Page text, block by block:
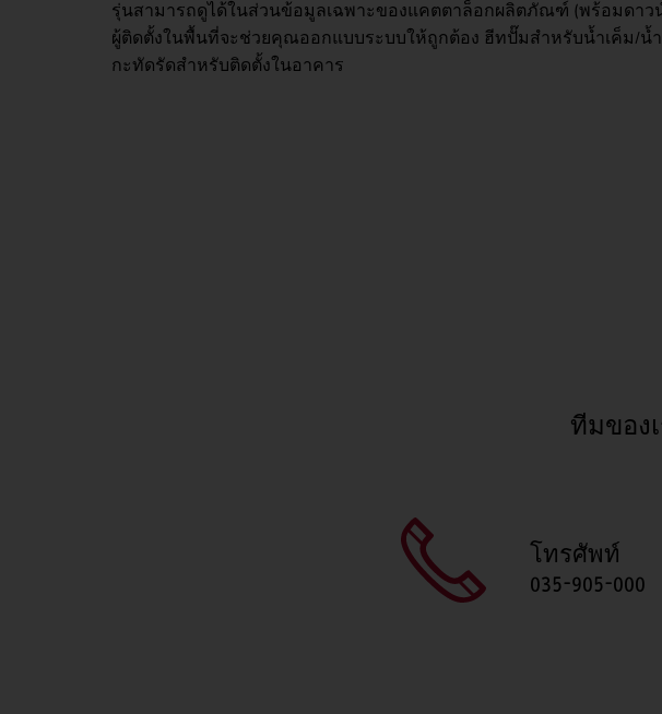
รุ่นสามารถดูได้ในส่วนข้อมูลเฉพาะของแคตตาล็อกผลิตภัณฑ์ (พร้อมดาว
ผู้ติดตั้งในพื้นที่จะช่วยคุณออกแบบระบบให้ถูกต้อง ฮีทปั๊มสำหรับน้ำเค็ม/น้
กะทัดรัดสำหรับติดตั้งในอาคาร
ทีมของ
โทรศัพท์
035-905-000